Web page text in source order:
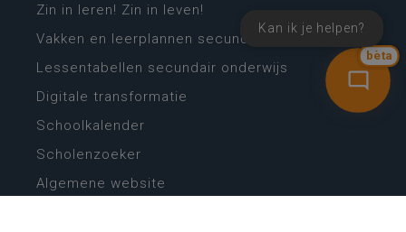
bèta
Kan ik je helpen?
Zin in leren! Zin in leven!
Vakken en leerplannen secundair onderwijs
Lessentabellen secundair onderwijs
Digitale transformatie
Schoolkalender
Scholenzoeker
Algemene website